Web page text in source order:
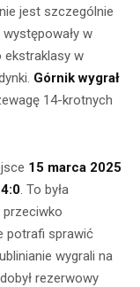
jest szczególnie
w
ekstraklasy w
Górnik wygrał
14-krotnych
15 marca 2025
4:0 . To była
przeciwko
potrafi sprawić
wygrali na
rezerwowy